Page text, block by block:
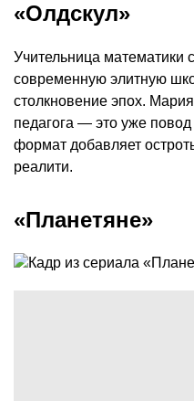
«Олдскул»
Учительница математики
современную элитную
столкновение эпох.
педагога — это уже
формат добавляет
реалити.
«Планетяне»